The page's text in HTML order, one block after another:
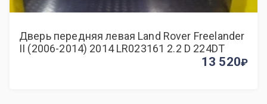
Дверь передняя левая Land Rover Freelander
II (2006-2014) 2014 LR023161 2.2 D 224DT
13 520